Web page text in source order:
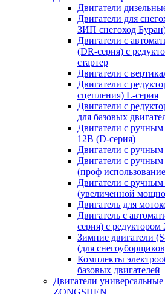
Двигатели
Двигатели для
ЗИП снегоход
Двигатели с
(DR-серия) с
стартер
Двигатели с
Двигатели с
сцепления) L-серия
Двигатели с
для базовых
Двигатели с ручным
12В (D-серия)
Двигатели с ручным
Двигатели с ручным
(проф
Двигатели с ручным
(увеличенной
Двигатель для
Двигатель с
серия) с редуктором
Зимние двигатели
(для
Комплекты
базовых двигателей
Двигатели
ZONGSHEN